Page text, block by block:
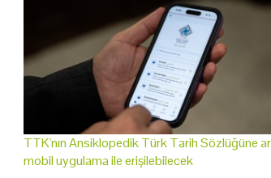
TTK'nın Ansiklopedik Türk Tarih Sözlüğüne
mobil uygulama ile erişilebilecek